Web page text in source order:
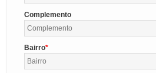
Complemento
Bairro